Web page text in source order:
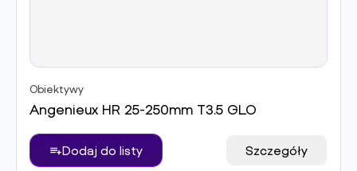
Obiektywy
Angenieux HR 25-250mm T3.5 GLO
Dodaj do listy Szczegóły